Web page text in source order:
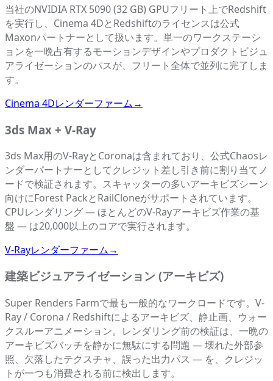
当社のNVIDIA RTX 5090 (32 GB) GPUフリート上でRedshift
を実行し、Cinema 4DとRedshiftのライセンスは公式
Maxonパートナーとして扱います。単一のワークステーシ
ョンを一晩占有するモーションデザインやプロダクトビジュ
アライゼーションのパスが、フリート全体で並列に完了しま
す。
Cinema 4Dレンダーファーム→
3ds Max + V-Ray
3ds Max用のV-RayとCoronaは含まれており、公式Chaosレ
ンダーパートナーとしてクレジット差し引き前に割り当てノ
ードで検証されます。スキャッターの多いアーキビズシーン
向けにForest PackとRailCloneがサポートされています。
CPUレンダリング — ほとんどのV-Rayアーキビズ作業の基
盤 — は20,000以上のコアで実行されます。
V-Rayレンダーファーム→
建築ビジュアライゼーション (アーキビズ)
Super Renders Farmで最も一般的なワークロードです。V-
Ray / Corona / Redshiftによるアーキビズ、静止画、ウォー
クスルーアニメーション。レンダリング前の検証は、一晩の
アーキビズバッチを静かに無駄にする問題 — 壊れた外部参
照、欠落したテクスチャ、誤った出力パス — を、クレジッ
トが一つも消費される前に検出します。